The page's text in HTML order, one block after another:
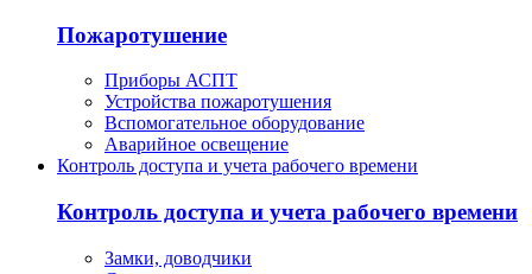
Пожаротушение
Приборы АСПТ
Устройства пожаротушения
Вспомогательное оборудование
Аварийное освещение
Контроль доступа и учета рабочего времени
Контроль доступа и учета рабочего времени
Замки, доводчики